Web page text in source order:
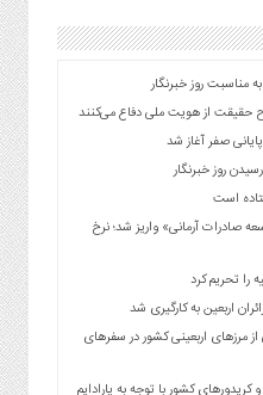
مناسبت روز خبرنگار
حقیقت از هویت ملی دفاع می‌کنند
صفر آغاز شد
روز خبرنگار
است
توسعه صادرات آرمانی» واریز شد؛ نرخ
حسینی از مرزهای اربعینی کشور در سفرهای